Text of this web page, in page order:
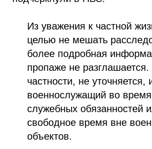
Из уважения к частной
целью не мешать
более подробная
пропаже не
частности, не уточняется,
военнослужащий во
служебных обязанностей
свободное время вне
объектов.